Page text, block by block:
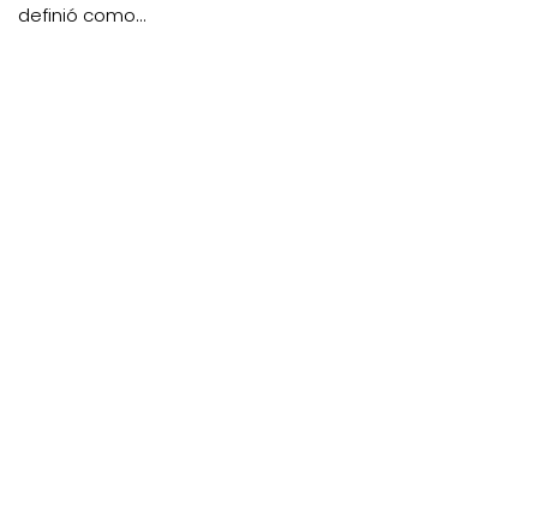
definió como...